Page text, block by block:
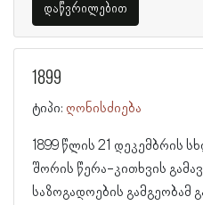
დაწვრილებით
1899
ტიპი: ღონისძიება
1899 წლის 21 დეკემბრის
შორის წერა-კითხვის
საზოგადოების გამგეობამ